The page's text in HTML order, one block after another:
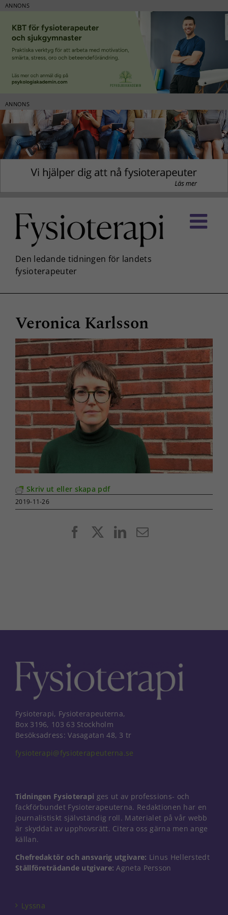
ANNONS
ANNONS
innehållet
Veronica Karlsson
Skriv ut eller skapa pdf
2019-11-26
FacebookLinkedIn
E-
Fysioterapi, Fysioterapeuterna,
Box 3196, 103 63 Stockholm
Besöksadress: Vasagatan 48, 3 tr
fysioterapi@fysioterapeuterna.se
Tidningen Fysioterapi ges ut av professions- och
fackförbundet Fysioterapeuterna. Redaktionen har en
journalistiskt självständig roll. Materialet på vår webb
är skyddat av upphovsrätt. Citera oss gärna men ange
källan.
Chefredaktör och ansvarig utgivare: Linus Hellerstedt
Ställföreträdande utgivare: Agneta Persson
Lyssna
Nödvändiga